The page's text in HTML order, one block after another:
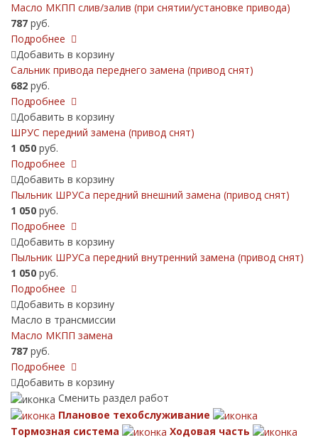
Масло МКПП слив/залив (при снятии/установке привода)
787 руб.
Подробнее
Добавить в корзину
Сальник привода переднего замена (привод снят)
682 руб.
Подробнее
Добавить в корзину
ШРУС передний замена (привод снят)
1 050 руб.
Подробнее
Добавить в корзину
Пыльник ШРУСа передний внешний замена (привод снят)
1 050 руб.
Подробнее
Добавить в корзину
Пыльник ШРУСа передний внутренний замена (привод снят)
1 050 руб.
Подробнее
Добавить в корзину
Масло в трансмиссии
Масло МКПП замена
787 руб.
Подробнее
Добавить в корзину
Сменить раздел работ
Плановое техобслуживание
Тормозная система
Ходовая часть